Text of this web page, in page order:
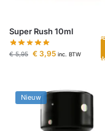
Super Rush 10ml
€5,95 € 3,95 inc. BTW
Nieuw